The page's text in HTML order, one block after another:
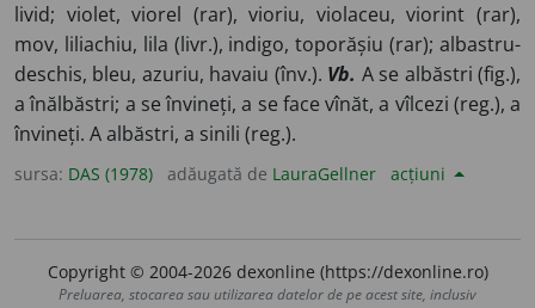
livid; violet, viorel (rar), vioriu, violaceu, viorint (rar),
mov, liliachiu, lila (livr.), indigo, toporășiu (rar); albastru-
deschis, bleu, azuriu, havaiu (înv.). Vb. A se albăstri (fig.),
a înălbăstri; a se învineți, a se face vînăt, a vîlcezi (reg.), a
învineți. A albăstri, a sinili (reg.).
sursa: DAS (1978) adăugată de LauraGellner acțiuni
Copyright © 2004-2026 dexonline (https://dexonline.ro)
Preluarea, stocarea sau utilizarea datelor de pe acest site, inclusiv